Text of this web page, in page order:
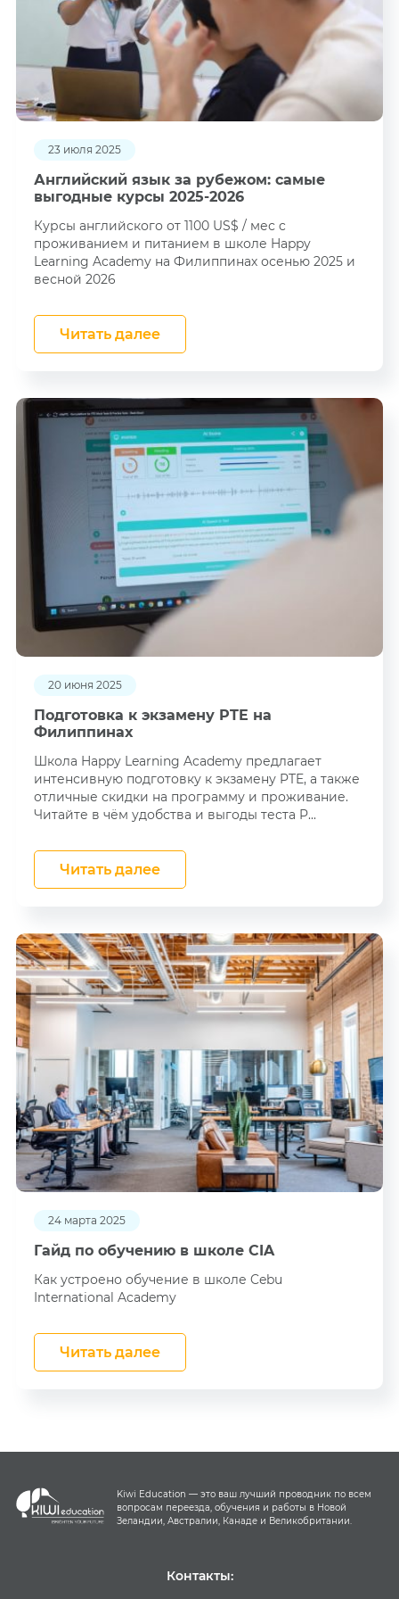
23 июля 2025
Английский язык за рубежом: самые
выгодные курсы 2025-2026
Курсы английского от 1100 US$ / мес c
проживанием и питанием в школе Happy
Learning Academy на Филиппинах осенью 2025 и
весной 2026
Читать далее
20 июня 2025
Подготовка к экзамену PTE на
Филиппинах
Школа Happy Learning Academy предлагает
интенсивную подготовку к экзамену PTE, а также
отличные скидки на программу и проживание.
Читайте в чём удобства и выгоды теста P...
Читать далее
24 марта 2025
Гайд по обучению в школе CIA
Как устроено обучение в школе Cebu
International Academy
Читать далее
Kiwi Education — это ваш лучший проводник по всем
вопросам переезда, обучения и работы в Новой
Зеландии, Австралии, Канаде и Великобритании.
Контакты: